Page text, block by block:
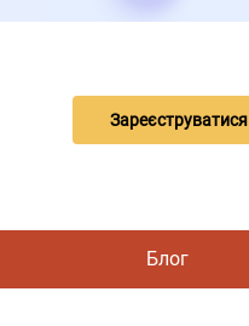
Зареєструватися
Блог